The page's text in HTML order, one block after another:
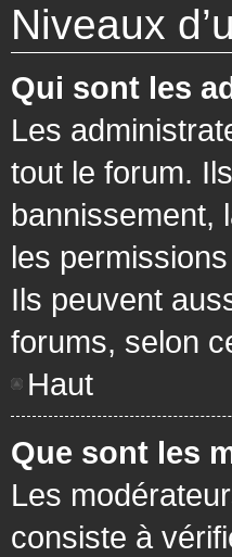
Niveaux
Qui sont les
Les
tout le forum.
bannissement,
les
Ils peuvent
forums, selon
Haut
Que sont les
Les
consiste à